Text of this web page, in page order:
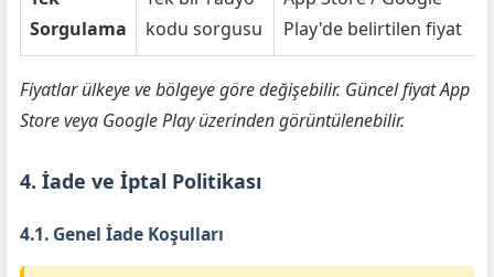
Sorgulama
kodu sorgusu
Play'de belirtilen fiyat
Fiyatlar ülkeye ve bölgeye göre değişebilir. Güncel fiyat App
Store veya Google Play üzerinden görüntülenebilir.
4. İade ve İptal Politikası
4.1. Genel İade Koşulları